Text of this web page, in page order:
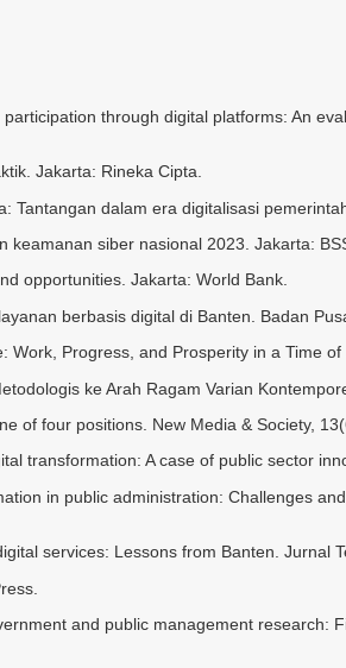
through digital platforms: An
Jakarta: Rineka Cipta.
dalam era digitalisasi
siber nasional 2023. Jakarta:
opportunities. Jakarta: World Bank.
berbasis digital di Banten. Badan
Progress, and Prosperity in a Time
ke Arah Ragam Varian
of four positions. New Media & Society,
transformation: A case of public sector
in public administration: Challenges
services: Lessons from Banten. Jurnal
and public management research: